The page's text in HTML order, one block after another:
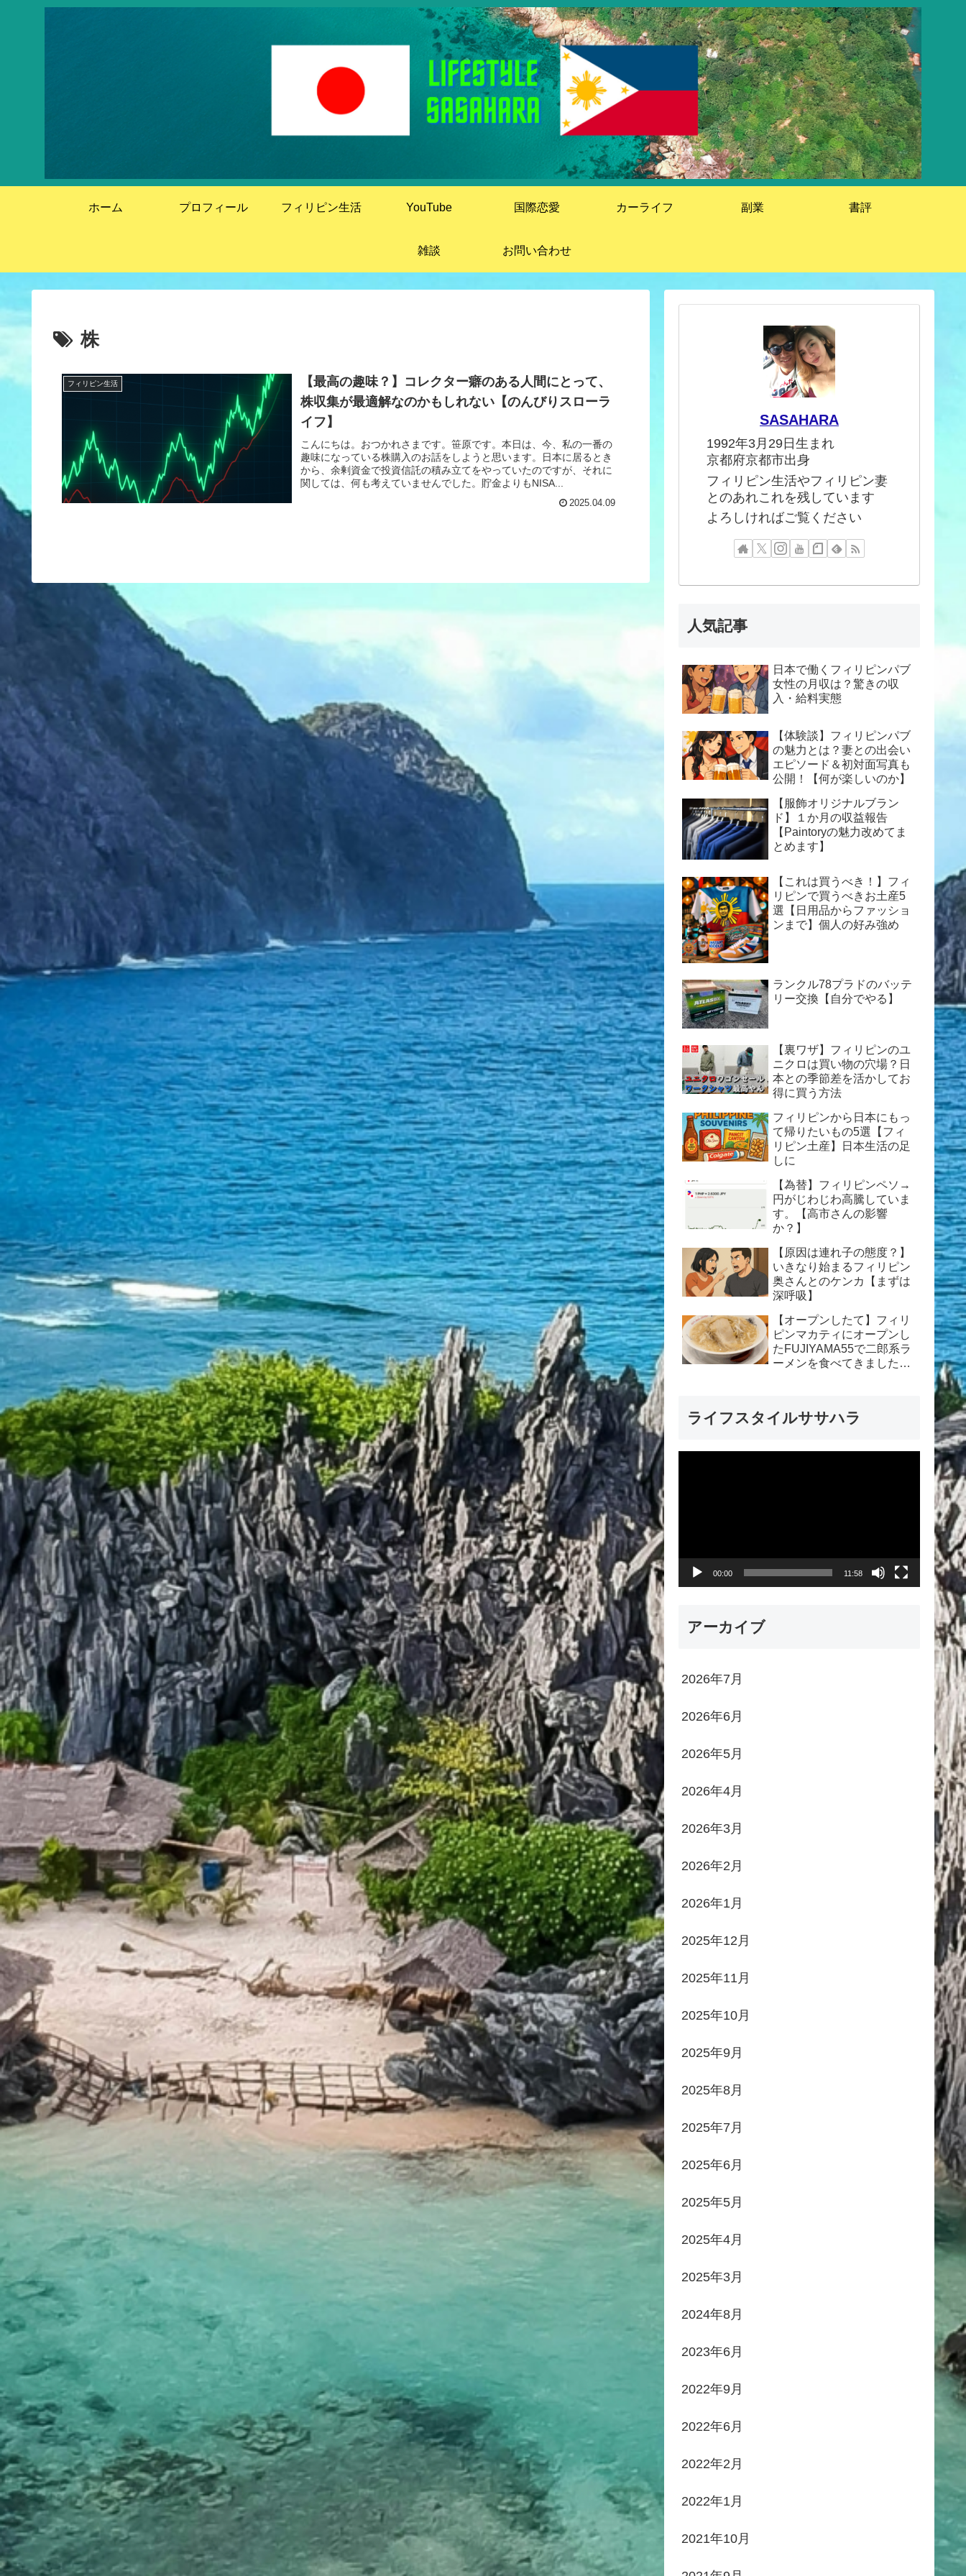
ホーム プロフィール フィリピン生活 YouTube 国際恋愛 カーライフ 副業 書評
雑談 お問い合わせ
株
フィリピン生活
【最高の趣味？】コレクター癖のある人間にとって、
株収集が最適解なのかもしれない【のんびりスローラ
イフ】
こんにちは。おつかれさまです。笹原です。本日は、今、私の一番の
趣味になっている株購入のお話をしようと思います。日本に居るとき
から、余剰資金で投資信託の積み立てをやっていたのですが、それに
関しては、何も考えていませんでした。貯金よりもNISA...
2025.04.09
SASAHARA
1992年3月29日生まれ
京都府京都市出身
フィリピン生活やフィリピン妻
とのあれこれを残しています
よろしければご覧ください
人気記事
日本で働くフィリピンパブ
女性の月収は？驚きの収
入・給料実態
【体験談】フィリピンパブ
の魅力とは？妻との出会い
エピソード＆初対面写真も
公開！【何が楽しいのか】
【服飾オリジナルブラン
ド】１か月の収益報告
【Paintoryの魅力改めてま
とめます】
【これは買うべき！】フィ
リピンで買うべきお土産5
選【日用品からファッショ
ンまで】個人の好み強め
ランクル78プラドのバッテ
リー交換【自分でやる】
【裏ワザ】フィリピンのユ
ニクロは買い物の穴場？日
本との季節差を活かしてお
得に買う方法
フィリピンから日本にもっ
て帰りたいもの5選【フィ
リピン土産】日本生活の足
しに
【為替】フィリピンペソ→
円がじわじわ高騰していま
す。【高市さんの影響
か？】
【原因は連れ子の態度？】
いきなり始まるフィリピン
奥さんとのケンカ【まずは
深呼吸】
【オープンしたて】フィリ
ピンマカティにオープンし
たFUJIYAMA55で二郎系ラ
ーメンを食べてきました
ライフスタイルササハラ
00:00 11:58
アーカイブ
2026年7月
2026年6月
2026年5月
2026年4月
2026年3月
2026年2月
2026年1月
2025年12月
2025年11月
2025年10月
2025年9月
2025年8月
2025年7月
2025年6月
2025年5月
2025年4月
2025年3月
2024年8月
2023年6月
2022年9月
2022年6月
2022年2月
2022年1月
2021年10月